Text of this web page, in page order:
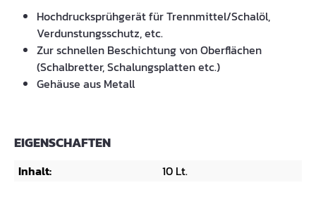
Hochdrucksprühgerät für Trennmittel/Schalöl,
Verdunstungsschutz, etc.
Zur schnellen Beschichtung von Oberflächen
(Schalbretter, Schalungsplatten etc.)
Gehäuse aus Metall
EIGENSCHAFTEN
Inhalt: 10 Lt.